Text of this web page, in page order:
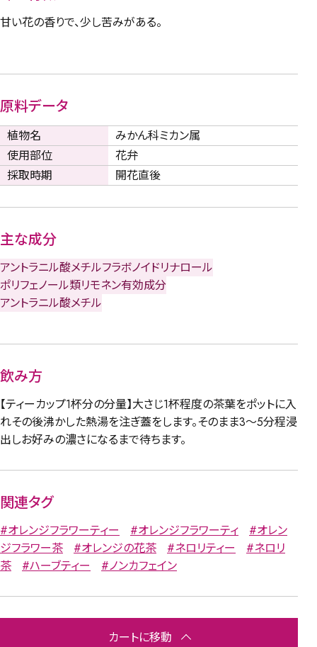
甘い花の香りで、少し苦みがある。
原料データ
植物名
みかん科ミカン属
使用部位
花弁
採取時期
開花直後
主な成分
アントラニル酸メチルフラボノイドリナロール
ポリフェノール類リモネン有効成分
アントラニル酸メチル
飲み方
【ティーカップ1杯分の分量】大さじ1杯程度の茶葉をポットに入
れその後沸かした熱湯を注ぎ蓋をします。そのまま3～5分程浸
出しお好みの濃さになるまで待ちます。
関連タグ
#オレンジフラワーティー #オレンジフラワーティ
#オレン
ジフラワー茶
#オレンジの花茶 #ネロリティー
#ネロリ
茶
#ハーブティー #ノンカフェイン
カートに移動